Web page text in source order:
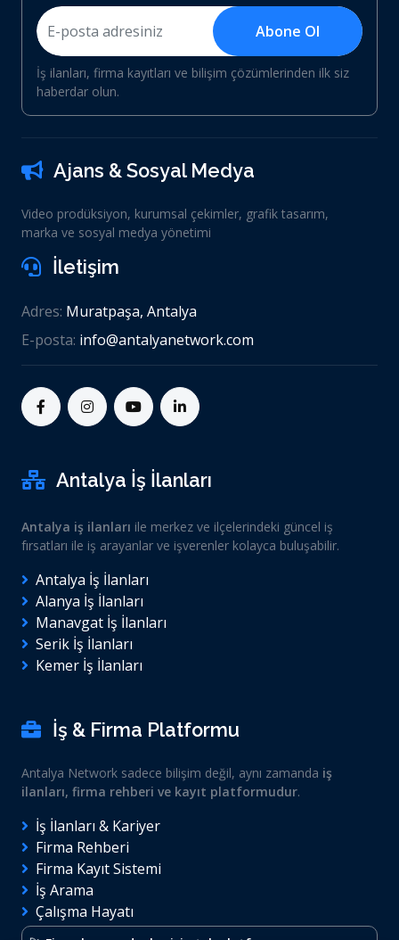
Abone Ol
İş ilanları, firma kayıtları ve bilişim çözümlerinden ilk siz
haberdar olun.
Ajans & Sosyal Medya
Video prodüksiyon, kurumsal çekimler, grafik tasarım,
marka ve sosyal medya yönetimi
İletişim
Adres: Muratpaşa, Antalya
E-posta: info@antalyanetwork.com
Antalya İş İlanları
Antalya iş ilanları ile merkez ve ilçelerindeki güncel iş
fırsatları ile iş arayanlar ve işverenler kolayca buluşabilir.
Antalya İş İlanları
Alanya İş İlanları
Manavgat İş İlanları
Serik İş İlanları
Kemer İş İlanları
İş & Firma Platformu
Antalya Network sadece bilişim değil, aynı zamanda iş
ilanları, firma rehberi ve kayıt platformudur.
İş İlanları & Kariyer
Firma Rehberi
Firma Kayıt Sistemi
İş Arama
Çalışma Hayatı